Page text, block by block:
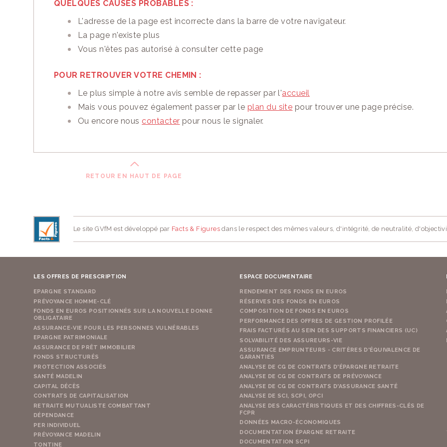
Vous appréciez le site ?
Vous pouvez
EN SAVOIR PLUS
QUELQUES CAUSES PROBABLES :
L'adresse de la page est incorrecte dans la barre de votre navigateur.
La page n'existe plus
Vous n'êtes pas autorisé à consulter cette page
POUR RETROUVER VOTRE CHEMIN :
Le plus simple à notre avis semble de repasser par l'accueil
Mais vous pouvez également passer par le plan du site pour trouver une page précise.
Ou encore nous contacter pour nous le signaler.
RETOUR EN HAUT DE PAGE
Le site GVfM est développé par Facts & Figuresdans le respect des mêmes valeurs, d'intégrité, de neutralité,
LES OFFRES DE PRESCRIPTION
EPARGNE STANDARD
PRÉVOYANCE HOMME-CLÉ
FONDS EN EUROS POSITIONNÉS SUR LA NOUVELLE DONNE
OBLIGATAIRE
ASSURANCE-VIE POUR LES PERSONNES VULNÉRABLES
EPARGNE PATRIMONIALE
ASSURANCE DE PRÊT IMMOBILIER
FONDS STRUCTURÉS
PROTECTION ASSOCIÉS
SANTÉ MADELIN
CAPITAL DÉCÈS
CONTRATS DE CAPITALISATION
RETRAITE MUTUALISTE COMBATTANT
DÉPENDANCE
PER INDIVIDUEL
PRÉVOYANCE MADELIN
TONTINE
ESPACE DOCUMENTAIRE
RENDEMENT DES FONDS EN EUROS
RÉSERVES DES FONDS EN EUROS
COMPOSITION DE FONDS EN EUROS
PERFORMANCE DES OFFRES DE GESTION PROFILÉE
FRAIS FACTURÉS AU SEIN DES SUPPORTS FINANCIERS (UC)
SOLVABILITÉ DES ASSUREURS-VIE
ASSURANCE EMPRUNTEURS - CRITÈRES D'ÉQUIVALENCE DE
GARANTIES
ANALYSE DE CG DE CONTRATS D'ÉPARGNE RETRAITE
ANALYSE DE CG DE CONTRATS DE PRÉVOYANCE
ANALYSE DE CG DE CONTRATS D'ASSURANCE SANTÉ
ANALYSE DE SCI, SCPI, OPCI
ANALYSE DES CARACTÉRISTIQUES ET DES CHIFFRES-CLÉS DE
FCPR
DONNÉES MACRO-ÉCONOMIQUES
DOCUMENTATION ÉPARGNE RETRAITE
DOCUMENTATION SCPI